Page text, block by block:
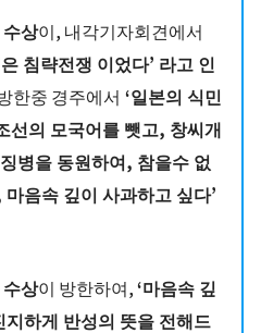
상이, 내각기자회견에서
침략전쟁 이었다’ 라고 인
한중 경주에서 ‘일본의 식민
선의 모국어를 뺏고, 창씨개
병을 동원하여, 참을수 없
음속 깊이 사과하고 싶다’
상이 방한하여,‘마음속 깊
하게 반성의 뜻을 전해드